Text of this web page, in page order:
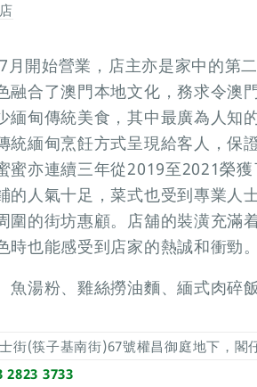
開始營業，店主亦是家中的第
融合了澳門本地文化，務求令澳
緬甸傳統美食，其中最廣為人知
統緬甸烹飪方式呈現給客人，保
蜜亦連續三年從2019至2021榮
的人氣十足，菜式也受到專業人
圍的街坊惠顧。店舖的裝潢充滿
也能感受到店家的熱誠和衝勁。
魚湯粉、雞絲撈油麵、緬式肉碎
街(筷子基南街)67號權昌御庭地下，閣
2823 3733